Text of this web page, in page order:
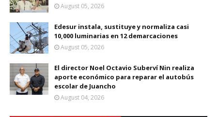
August 05, 2026
Edesur instala, sustituye y normaliza casi
10,000 luminarias en 12 demarcaciones
August 05, 2026
El director Noel Octavio Suberví Nin realiza
aporte económico para reparar el autobús
escolar de Juancho
August 04, 2026